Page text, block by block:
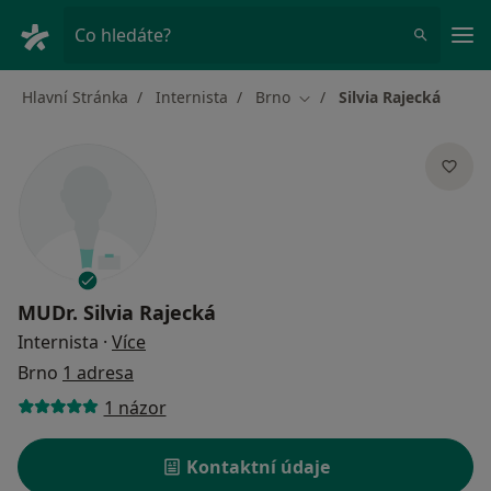
Co hledáte?
Hlavní Stránka Internista Brno Změna města
Silvia Rajecká
MUDr. Silvia Rajecká
Internista · Více
Brno 1 adresa
1 názor
Kontaktní údaje